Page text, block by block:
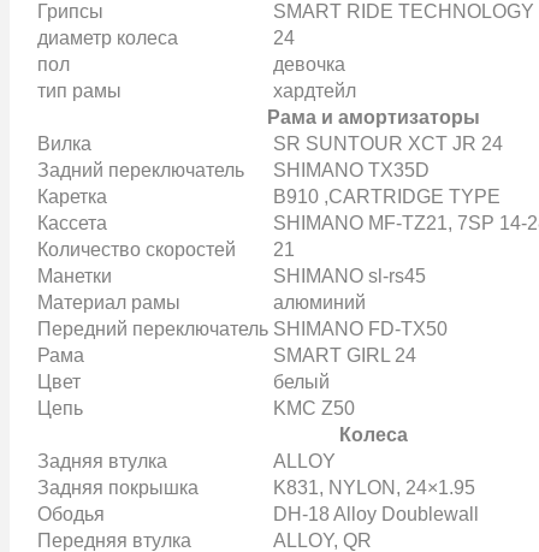
Грипсы
SMART RIDE
диаметр колеса
24
пол
девочка
тип рамы
хардтейл
Рама и амортизаторы
Вилка
SR SUNTOUR XCT JR 24
Задний переключатель
SHIMANO TX35D
Каретка
B910 ,CARTRIDGE TYPE
Кассета
SHIMANO MF-TZ21, 7SP 14-
Количество скоростей
21
Манетки
SHIMANO sl-rs45
Материал рамы
алюминий
Передний переключатель SHIMANO FD-TX50
Рама
SMART GIRL 24
Цвет
белый
Цепь
KMC Z50
Колеса
Задняя втулка
ALLOY
Задняя покрышка
K831, NYLON, 24×1.95
Ободья
DH-18 Alloy Doublewall
Передняя втулка
ALLOY, QR